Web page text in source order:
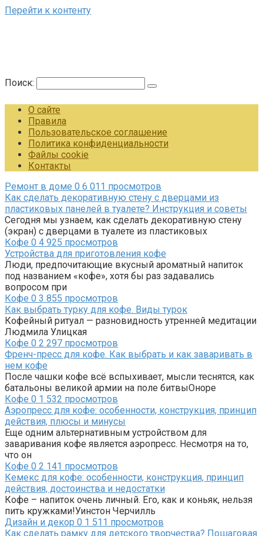
Перейти к контенту
Поиск:
О сайте
Правила
Пользовательское соглашение
Политика конфиденциальности
Файлы cookie
Контакты
Ремонт в доме 0 6 011 просмотров
Как сделать декоративную стену с дверцами из
пластиковых панелей в туалете? Инструкция и советы
Сегодня мы узнаем, как сделать декоративную стену
(экран) с дверцами в туалете из пластиковых
Кофе 0 4 925 просмотров
Устройства для приготовления кофе
Люди, предпочитающие вкусный ароматный напиток
под названием «кофе», хотя бы раз задавались
вопросом при
Кофе 0 3 855 просмотров
Как выбрать турку для кофе. Виды турок
Кофейный ритуал — разновидность утренней медитации
Людмила Улицкая
Кофе 0 2 297 просмотров
Френч-пресс для кофе. Как выбрать и как заваривать в
нем кофе
После чашки кофе всё вспыхивает, мысли теснятся, как
батальоны великой армии на поле битвыОноре
Кофе 0 1 532 просмотров
Аэропресс для кофе: особенности, конструкция, принцип
действия, плюсы и минусы
Еще одним альтернативным устройством для
заваривания кофе является аэропресс. Несмотря на то,
что он
Кофе 0 2 141 просмотров
Кемекс для кофе: особенности, конструкция, принцип
действия, достоинства и недостатки
Кофе – напиток очень личный. Его, как и коньяк, нельзя
пить кружками!Уинстон Черчилль
Дизайн и декор 0 1 511 просмотров
Как сделать рамку для детского творчества? Пошаговая